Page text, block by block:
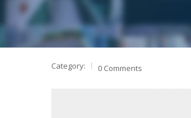
Category: 0 Comments